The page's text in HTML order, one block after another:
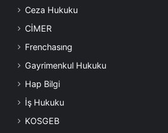
Ceza Hukuku
CİMER
Frenchasıng
Gayrimenkul Hukuku
Hap Bilgi
İş Hukuku
KOSGEB